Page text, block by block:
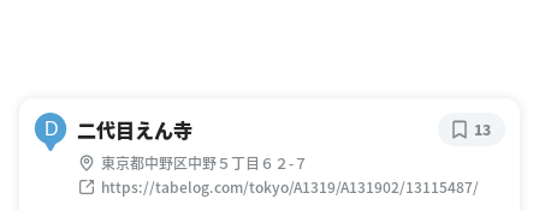
D 二代目えん寺
東京都中野区中野５丁目６２-７
https://tabelog.com/tokyo/A1319/A131902/13115487/
13